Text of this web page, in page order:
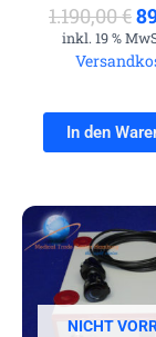
1.190,00€
inkl. 19 %
In den
NICHT